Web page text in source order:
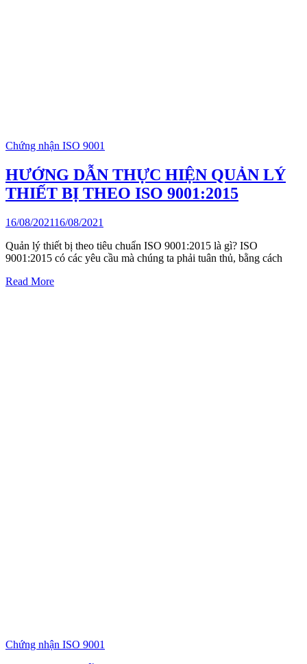
Chứng nhận ISO 9001
HƯỚNG DẪN THỰC HIỆN QUẢN LÝ
THIẾT BỊ THEO ISO 9001:2015
16/08/202116/08/2021
Quản lý thiết bị theo tiêu chuẩn ISO 9001:2015 là gì? ISO
9001:2015 có các yêu cầu mà chúng ta phải tuân thủ, bằng cách
Read More
Chứng nhận ISO 9001